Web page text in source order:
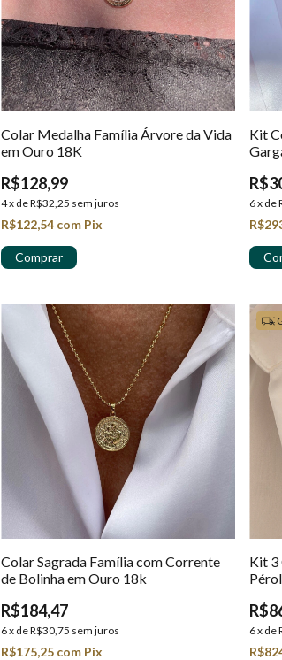
Colar Medalha Família Árvore da Vida
em Ouro 18K
R$128,99
4x deR$32,25 sem juros
R$122,54 com Pix
Kit
6x de
Colar Sagrada Família com Corrente
de Bolinha em Ouro 18k
R$184,47
6x deR$30,75 sem juros
R$175,25 com Pix
Kit 3
6x de